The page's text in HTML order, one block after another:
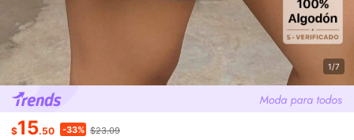
1/7
$15.50 -33% $23.09